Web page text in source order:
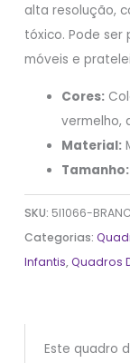
alta resolução,
tóxico. Pode
móveis e
Cores:
vermelho,
Material:
Tamanho:
SKU: 5I1066-
Categorias:
Infantis,Quadros
Este quadro